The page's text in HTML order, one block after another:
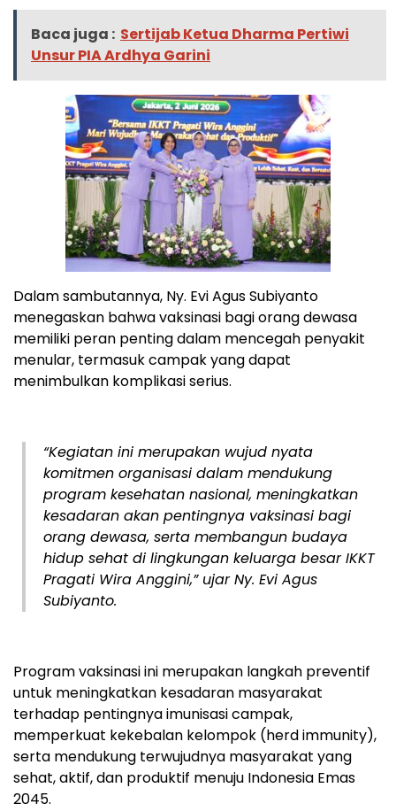
Baca juga : Sertijab Ketua Dharma Pertiwi
Unsur PIA Ardhya Garini
Dalam sambutannya, Ny. Evi Agus Subiyanto
menegaskan bahwa vaksinasi bagi orang dewasa
memiliki peran penting dalam mencegah penyakit
menular, termasuk campak yang dapat
menimbulkan komplikasi serius.
“Kegiatan ini merupakan wujud nyata
komitmen organisasi dalam mendukung
program kesehatan nasional, meningkatkan
kesadaran akan pentingnya vaksinasi bagi
orang dewasa, serta membangun budaya
hidup sehat di lingkungan keluarga besar IKKT
Pragati Wira Anggini,” ujar Ny. Evi Agus
Subiyanto.
Program vaksinasi ini merupakan langkah preventif
untuk meningkatkan kesadaran masyarakat
terhadap pentingnya imunisasi campak,
memperkuat kekebalan kelompok (herd immunity),
serta mendukung terwujudnya masyarakat yang
sehat, aktif, dan produktif menuju Indonesia Emas
2045.